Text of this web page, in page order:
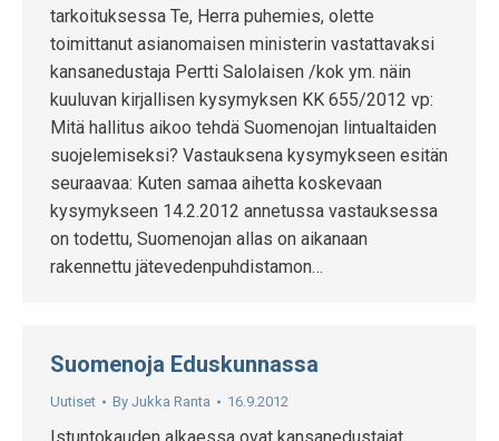
tarkoituksessa Te, Herra puhemies, olette
toimittanut asianomaisen ministerin vastattavaksi
kansanedustaja Pertti Salolaisen /kok ym. näin
kuuluvan kirjallisen kysymyksen KK 655/2012 vp:
Mitä hallitus aikoo tehdä Suomenojan lintualtaiden
suojelemiseksi? Vastauksena kysymykseen esitän
seuraavaa: Kuten samaa aihetta koskevaan
kysymykseen 14.2.2012 annetussa vastauksessa
on todettu, Suomenojan allas on aikanaan
rakennettu jätevedenpuhdistamon…
Suomenoja Eduskunnassa
Uutiset By Jukka Ranta 16.9.2012